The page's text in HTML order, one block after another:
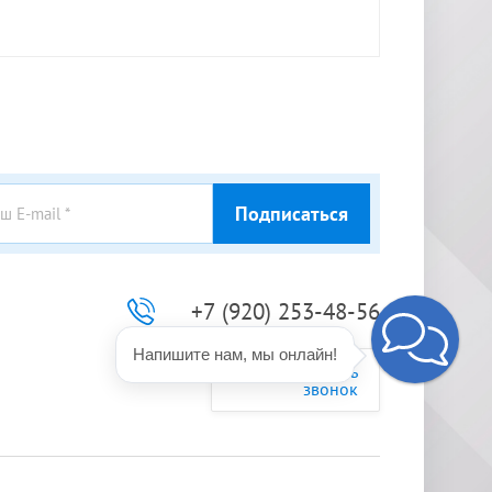
Подписаться
+7 (920) 253-48-56
Заказать
звонок
Напишите нам, мы онлайн!